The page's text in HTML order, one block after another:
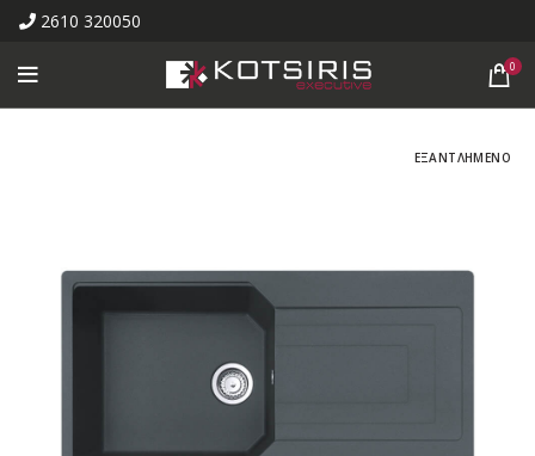
2610 320050
0
ΕΞΑΝΤΛΗΜΕΝΟ